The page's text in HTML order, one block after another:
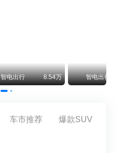
智电出行 8.54万 智电出行
车市推荐 爆款SUV